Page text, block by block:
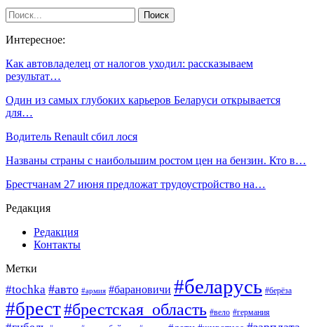
Интересное:
Как автовладелец от налогов уходил: рассказываем
результат…
Один из самых глубоких карьеров Беларуси открывается
для…
Водитель Renault сбил лося
Названы страны с наибольшим ростом цен на бензин. Кто в…
Брестчанам 27 июня предложат трудоустройство на…
Редакция
Редакция
Контакты
Метки
#tochka #авто #армия #барановичи #беларусь #берёза
#брест#брестская_область #вело #германия